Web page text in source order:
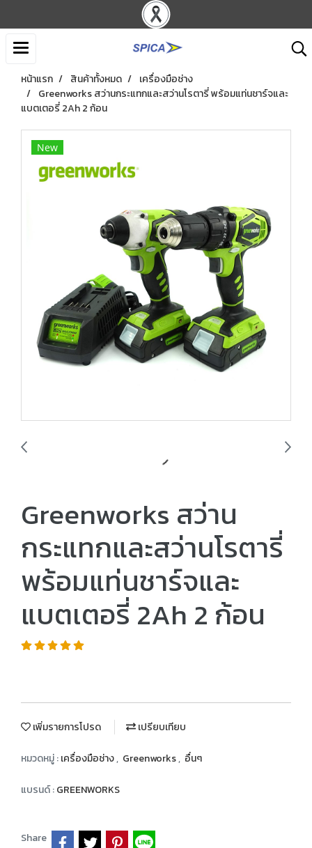
หน้าแรก สินค้าทั้งหมด
เครื่องมือช่าง
Greenworks สว่านกระแทกและสว่านโรตารี่ พร้อมแท่นชาร์จและ
แบตเตอรี่ 2Ah 2 ก้อน
New
Greenworks สว่าน
กระแทกและสว่านโรตารี่
พร้อมแท่นชาร์จและ
แบตเตอรี่ 2Ah 2 ก้อน
เพิ่มรายการโปรด เปรียบเทียบ
หมวดหมู่ :เครื่องมือช่าง, Greenworks, อื่นๆ
แบรนด์ :GREENWORKS
Share